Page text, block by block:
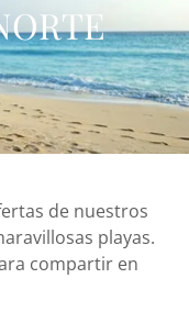
de nuestros
playas.
compartir en